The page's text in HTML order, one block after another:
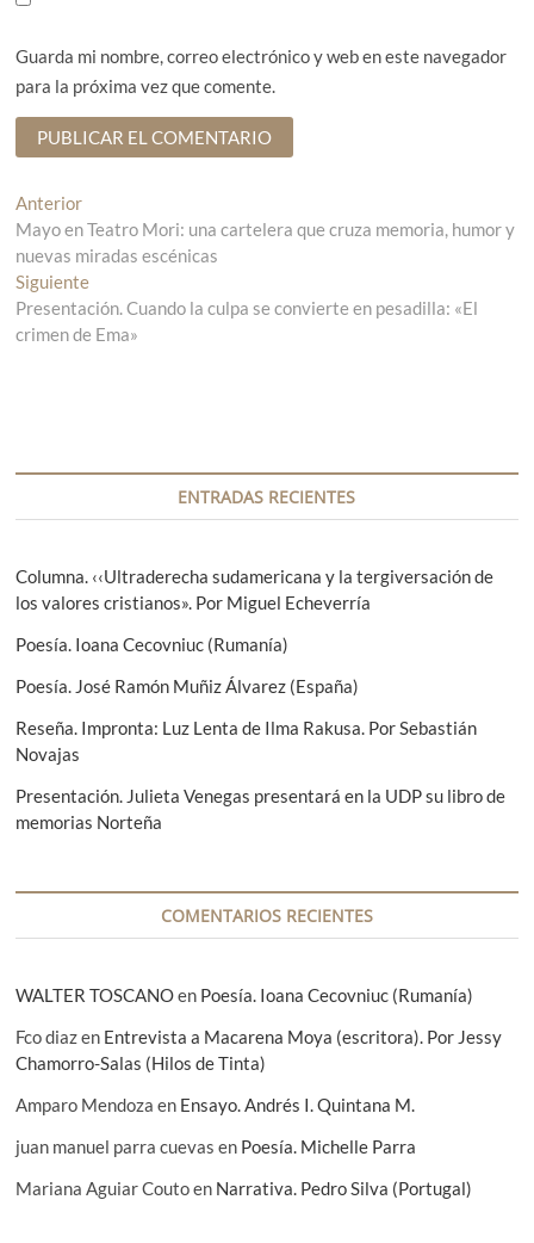
Guarda mi nombre, correo electrónico y web en este navegador
para la próxima vez que comente.
N
a
v
e
i
ó
d
e
n
t
r
a
a
s
Anterior
n
t
r
a
d
i
r
:
Mayo en Teatro Mori: una cartelera que cruza memoria, humor y
nuevas miradas escénicas
Siguiente
n
t
g
i
e
t
Presentación. Cuando la culpa se convierte en pesadilla: «El
crimen de Ema»
ENTRADAS RECIENTES
Columna. ‹‹Ultraderecha sudamericana y la tergiversación de
los valores cristianos». Por Miguel Echeverría
Poesía. Ioana Cecovniuc (Rumanía)
Poesía. José Ramón Muñiz Álvarez (España)
Reseña. Impronta: Luz Lenta de Ilma Rakusa. Por Sebastián
Novajas
Presentación. Julieta Venegas presentará en la UDP su libro de
memorias Norteña
COMENTARIOS RECIENTES
WALTER TOSCANOen Poesía. Ioana Cecovniuc (Rumanía)
Fco diazen Entrevista a Macarena Moya (escritora). Por Jessy
Chamorro-Salas (Hilos de Tinta)
Amparo Mendoza en Ensayo. Andrés I. Quintana M.
juan manuel parra cuevas en Poesía. Michelle Parra
Mariana Aguiar Coutoen Narrativa. Pedro Silva (Portugal)